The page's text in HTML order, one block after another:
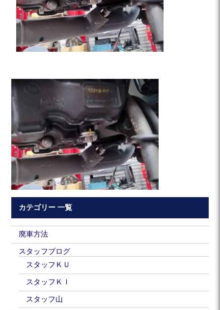
カテゴリー 一覧
廃車方法
スタッフブログ
スタッフＫＵ
スタッフＫＩ
スタッフ山